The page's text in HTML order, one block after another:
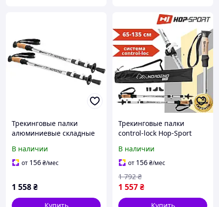
Трекинговые палки
алюминиевые складные
серебристые дляходов и
туризма лучшая цена с
В наличии
от 156₴/мес
1 558₴
Трекинговые палки
control-lock Hop-Sport
65-135 см
В наличии
от 156₴/мес
1 557₴
1 792 ₴